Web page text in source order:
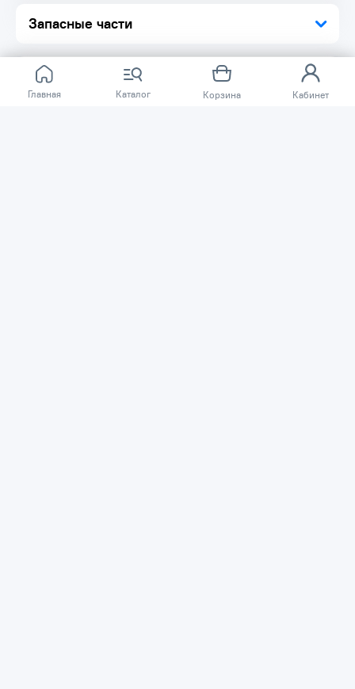
Главная Каталог Корзина Кабинет
Запасные части